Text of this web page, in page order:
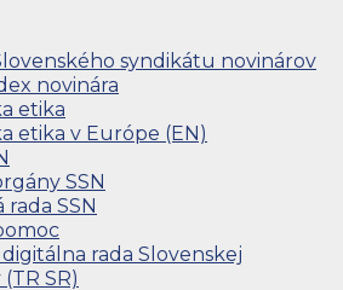
syndikátu novinárov
novinára
etika
etika v Európe (EN)
SSN
SSN
rada Slovenskej
SR)